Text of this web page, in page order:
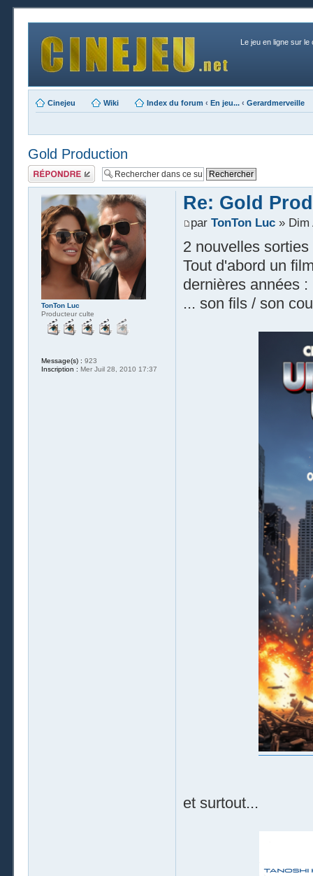
Le jeu en ligne sur le
Cinejeu Wiki Index du forum ‹ En jeu... ‹ Gerardmerveille
Gold Production
Publier une
réponse
Re: Gold
par TonTon Luc» Dim
2 nouvelles
Tout d'abord un
dernières années
... son fils / son
et surtout...
TonTon Luc
Producteur culte
Message(s) : 923
Inscription : Mer Juil 28, 2010 17:37